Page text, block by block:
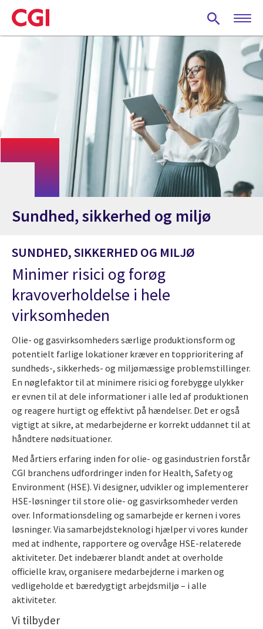
Skip
to
main
Sundhed, sikkerhed og miljø
SUNDHED, SIKKERHED OG MILJØ
Minimer risici og forøg
kravoverholdelse i hele
virksomheden
Olie- og gasvirksomheders særlige produktionsform og
potentielt farlige lokationer kræver en topprioritering af
sundheds-, sikkerheds- og miljømæssige problemstillinger.
En nøglefaktor til at minimere risici og forebygge ulykker
er evnen til at dele informationer i alle led af produktionen
og reagere hurtigt og effektivt på hændelser. Det er også
vigtigt at sikre, at medarbejderne er korrekt uddannet til at
håndtere nødsituationer.
Med årtiers erfaring inden for olie- og gasindustrien forstår
CGI branchens udfordringer inden for Health, Safety og
Environment (HSE). Vi designer, udvikler og implementerer
HSE-løsninger til store olie- og gasvirksomheder verden
over. Informationsdeling og samarbejde er kernen i vores
løsninger. Via samarbejdsteknologi hjælper vi vores kunder
med at indhente, rapportere og overvåge HSE-relaterede
aktiviteter. Det indebærer blandt andet at overholde
officielle krav, organisere medarbejderne i marken og
vedligeholde et bæredygtigt arbejdsmiljø – i alle
aktiviteter.
Vi tilbyder